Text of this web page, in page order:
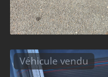
Véhicule vendu